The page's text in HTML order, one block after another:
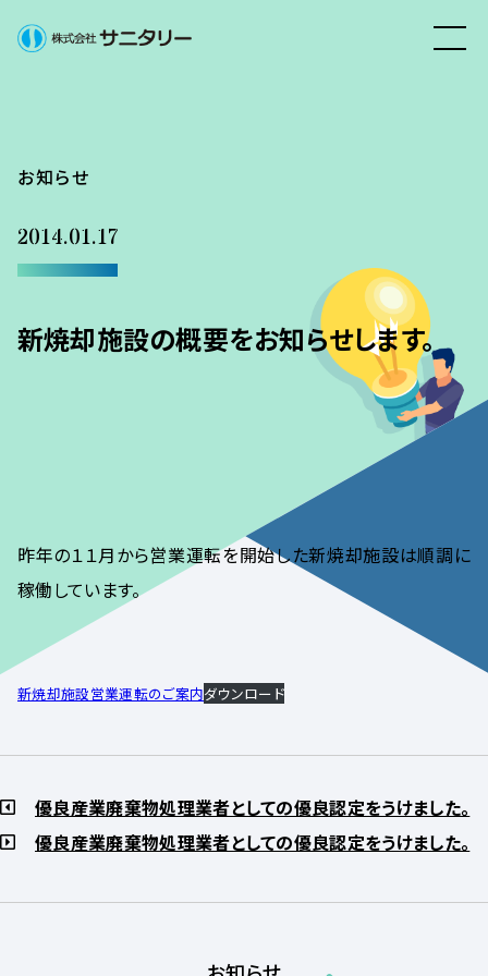
お知らせ
2014.01.17
新焼却施設の概要をお知らせします。
昨年の１１月から営業運転を開始した新焼却施設は順調に
稼働しています。
新焼却施設営業運転のご案内ダウンロード
優良産業廃棄物処理業者としての優良認定をうけました。
優良産業廃棄物処理業者としての優良認定をうけました。